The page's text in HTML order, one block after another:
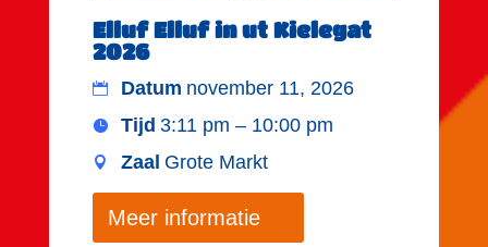
Elluf Elluf in ut Kielegat
2026
Datum november 11, 2026
Tijd 3:11 pm – 10:00 pm
Zaal Grote Markt
Meer informatie